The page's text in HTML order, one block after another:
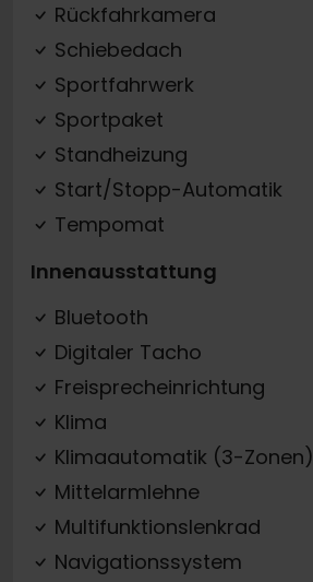
Rückfahrkamera
Schiebedach
Sportfahrwerk
Sportpaket
Standheizung
Start/Stopp-Automatik
Tempomat
Innenausstattung
Bluetooth
Digitaler Tacho
Freisprecheinrichtung
Klima
Klimaautomatik (3-Zonen)
Mittelarmlehne
Multifunktionslenkrad
Navigationssystem